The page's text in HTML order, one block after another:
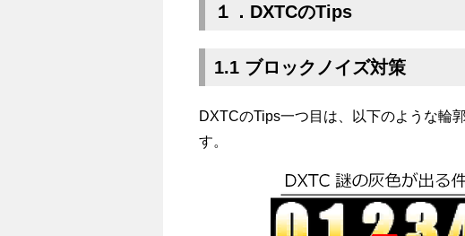
１．DXTCのTips
1.1 ブロックノイズ対策
DXTCのTips一つ目は、以下のような輪
す。